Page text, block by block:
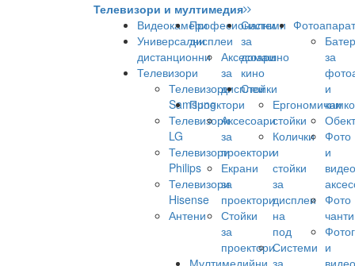
Телевизори и мултимедия
Видеокамери
Универсални
дистанционни
Телевизори
Телевизори
Samsung
Телевизори
LG
Телевизори
Philips
Телевизори
Hisense
Антени
Професионални
дисплеи
Аксесоари
за
дисплеи
Проектори
Аксесоари
за
проектори
Екрани
за
проектори
Стойки
за
проектори
Мултимедийни
Системи
за
домашно
кино
Стойки
Ергономични
стойки
Колички
и
стойки
за
дисплеи
на
под
Системи
за
за
и
Фото
и
видео
Фото
чанти
и
видео